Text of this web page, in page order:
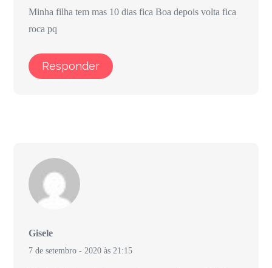
Minha filha tem mas 10 dias fica Boa depois volta fica
roca pq
Responder
Gisele
7 de setembro - 2020 às 21:15